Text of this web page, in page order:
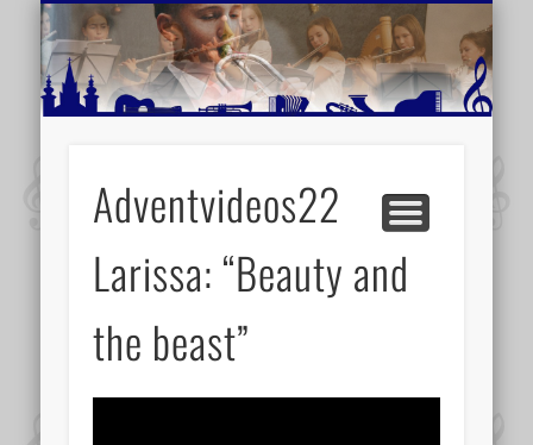
MUSIKSCHULE MARIAZELL
AKTUELLE BERICHTE
SCHULE
VIDEOS
VERANSTALTUNGSTIPPS
WEITERE INFORMATIONEN
Adventvideos22
Larissa: “Beauty and
the beast”